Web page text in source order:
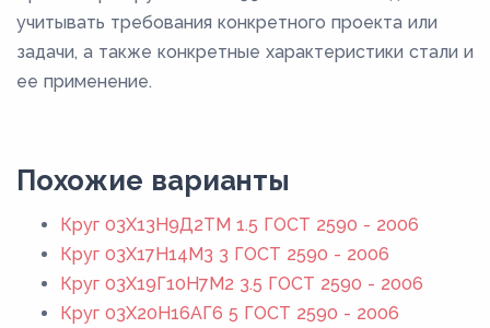
учитывать требования конкретного проекта или
задачи, а также конкретные характеристики стали и
ее применение.
Похожие варианты
Круг 03Х13Н9Д2ТМ 1.5 ГОСТ 2590 - 2006
Круг 03Х17Н14М3 3 ГОСТ 2590 - 2006
Круг 03Х19Г10Н7М2 3.5 ГОСТ 2590 - 2006
Круг 03Х20Н16АГ6 5 ГОСТ 2590 - 2006